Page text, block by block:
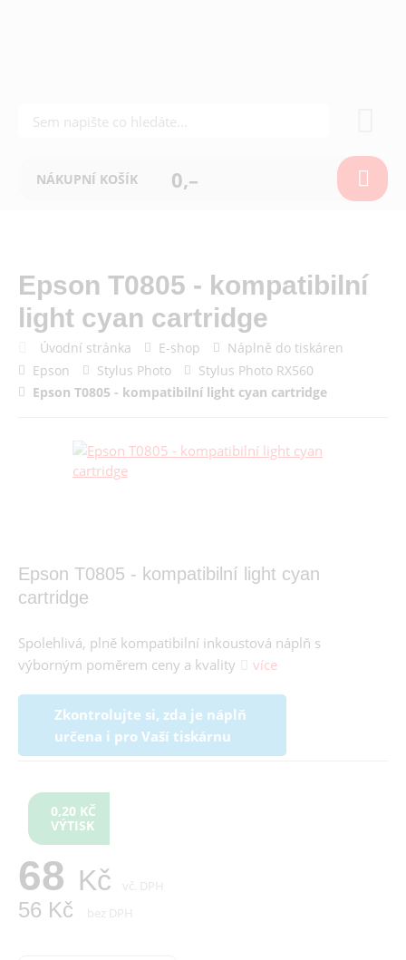
NÁKUPNÍ KOŠÍK 0,–
Epson T0805 - kompatibilní
light cyan cartridge
Úvodní stránka E-shop
Náplně do tiskáren
Epson
Stylus Photo
Stylus Photo RX560
Epson T0805 - kompatibilní light cyan cartridge
Epson T0805 - kompatibilní light cyan
cartridge
Spolehlivá, plně kompatibilní inkoustová náplň s
výborným poměrem ceny a kvality
více
Zkontrolujte si, zda je náplň
určena i pro Vaší tiskárnu
0,20 KČ
VÝTISK
68 Kč vč. DPH
56 Kč bez DPH